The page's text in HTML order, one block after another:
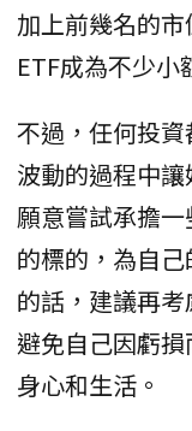
加上前幾名的
ETF成為不少小
不過，任何投
波動的過程中
願意嘗試承擔
的標的，為自
的話，建議再考
避免自己因虧
身心和生活。